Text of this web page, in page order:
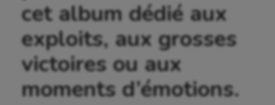
cet album dédié aux
exploits, aux grosses
victoires ou aux
moments d’émotions.